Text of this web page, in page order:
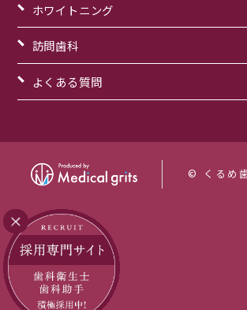
ホワイトニング
訪問歯科
よくある質問
© くるめ